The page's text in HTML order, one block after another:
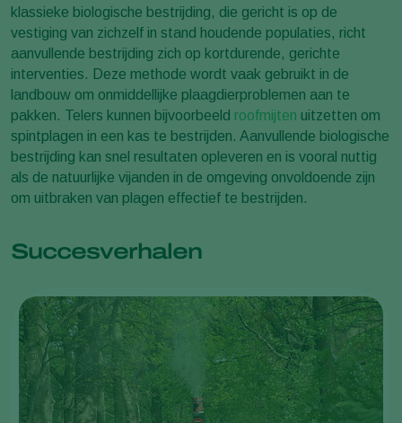
klassieke biologische bestrijding, die gericht is op de
vestiging van zichzelf in stand houdende populaties, richt
aanvullende bestrijding zich op kortdurende, gerichte
interventies. Deze methode wordt vaak gebruikt in de
landbouw om onmiddellijke plaagdierproblemen aan te
pakken. Telers kunnen bijvoorbeeld roofmijten uitzetten om
spintplagen in een kas te bestrijden. Aanvullende biologische
bestrijding kan snel resultaten opleveren en is vooral nuttig
als de natuurlijke vijanden in de omgeving onvoldoende zijn
om uitbraken van plagen effectief te bestrijden.
Succesverhalen